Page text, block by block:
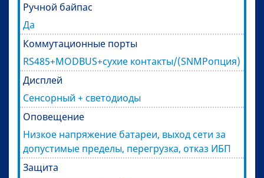
Ручной байпас
Да
Коммутационные порты
RS485+MODBUS+сухие контакты/(SNMPопция)
Дисплей
Сенсорный + светодиоды
Оповещение
Низкое напряжение батареи, выход сети за
допустимые пределы, перегрузка, отказ ИБП
Защита